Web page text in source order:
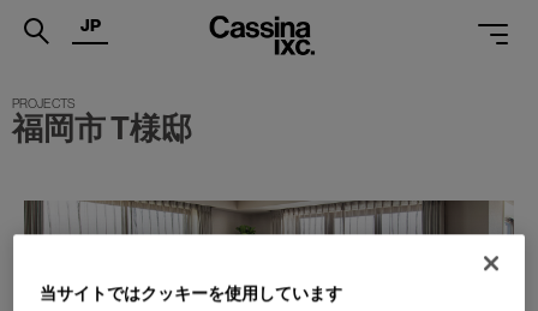
.
PRODUCTS
PROJECTS
MAGAZINE
JP
福岡市 T様邸
当サイトではクッキーを使用しています